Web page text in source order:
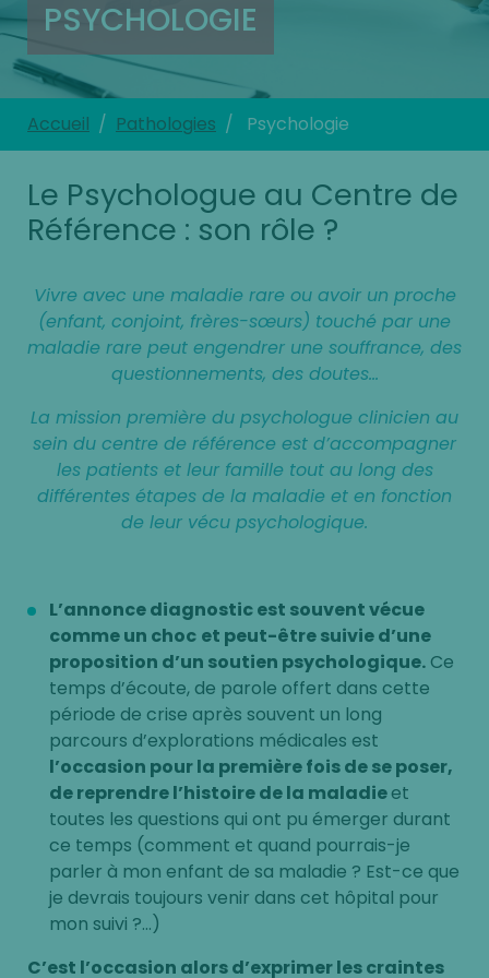
PSYCHOLOGIE
Accueil Pathologies Psychologie
Le Psychologue au Centre de
Référence : son rôle ?
Vivre avec une maladie rare ou avoir un proche
(enfant, conjoint, frères-sœurs) touché par une
maladie rare peut engendrer une souffrance, des
questionnements, des doutes…
La mission première du psychologue clinicien au
sein du centre de référence est d’accompagner
les patients et leur famille tout au long des
différentes étapes de la maladie et en fonction
de leur vécu psychologique.
L’annonce diagnostic est souvent vécue
comme un choc et peut-être suivie d’une
proposition d’un soutien psychologique. Ce
temps d’écoute, de parole offert dans cette
période de crise après souvent un long
parcours d’explorations médicales est
l’occasion pour la première fois de se poser,
de reprendre l’histoire de la maladieet
toutes les questions qui ont pu émerger durant
ce temps (comment et quand pourrais-je
parler à mon enfant de sa maladie ? Est-ce que
je devrais toujours venir dans cet hôpital pour
mon suivi ?…)
C’est l’occasion alors d’exprimer les craintes